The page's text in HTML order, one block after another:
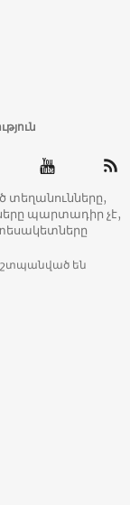
տեղանունները,
պարտադիր չէ,
են